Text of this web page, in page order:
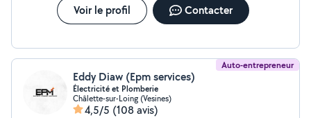
Voir le profil Contacter
Auto-entrepreneur
Eddy Diaw (Epm services)
Électricité et Plomberie
Châlette-sur-Loing (Vesines)
4,5/5 (108 avis)